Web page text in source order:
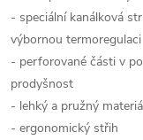
- speciální kanálková
výbornou termoregulaci
- perforované části v
prodyšnost
- lehký a pružný
- ergonomický střih